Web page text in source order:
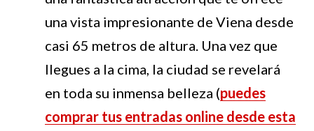
una vista impresionante de Viena desde
casi 65 metros de altura. Una vez que
llegues a la cima, la ciudad se revelará
en toda su inmensa belleza (puedes
comprar tus entradas online desde esta